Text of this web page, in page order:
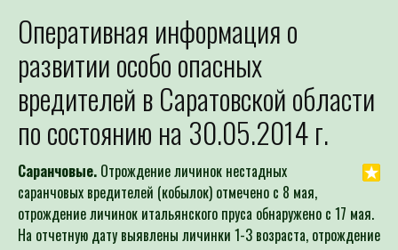
Оперативная информация о
развитии особо опасных
вредителей в Саратовской области
по состоянию на 30.05.2014 г.
Саранчовые. Отрождение личинок нестадных
саранчовых вредителей (кобылок) отмечено с 8 мая,
отрождение личинок итальянского пруса обнаружено с 17 мая.
На отчетную дату выявлены личинки 1-3 возраста, отрождение